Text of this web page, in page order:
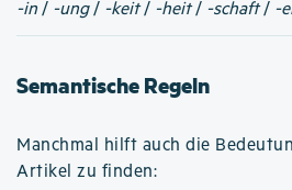
-in / -ung/ -keit/ -heit/ -schaft/ -
Semantische Regeln
Manchmal hilft auch die
Artikel zu finden: